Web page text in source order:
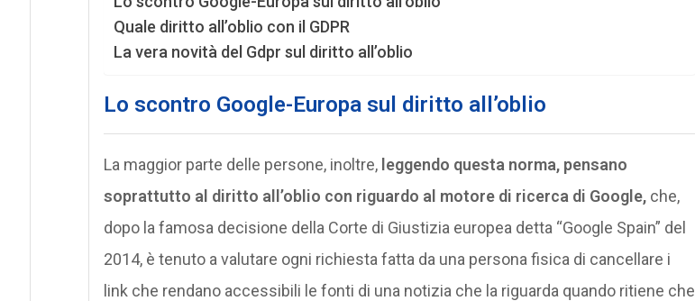
Quale diritto all’oblio con il GDPR
La vera novità del Gdpr sul diritto all’oblio
Lo scontro Google-Europa sul diritto all’oblio
La maggior parte delle persone, inoltre, leggendo questa norma, pensano
soprattutto al diritto all’oblio con riguardo al motore di ricerca di Google,che,
dopo la famosa decisione della Corte di Giustizia europea detta “Google Spain” del
2014, è tenuto a valutare ogni richiesta fatta da una persona fisica di cancellare i
link che rendano accessibili le fonti di una notizia che la riguarda quando ritiene che